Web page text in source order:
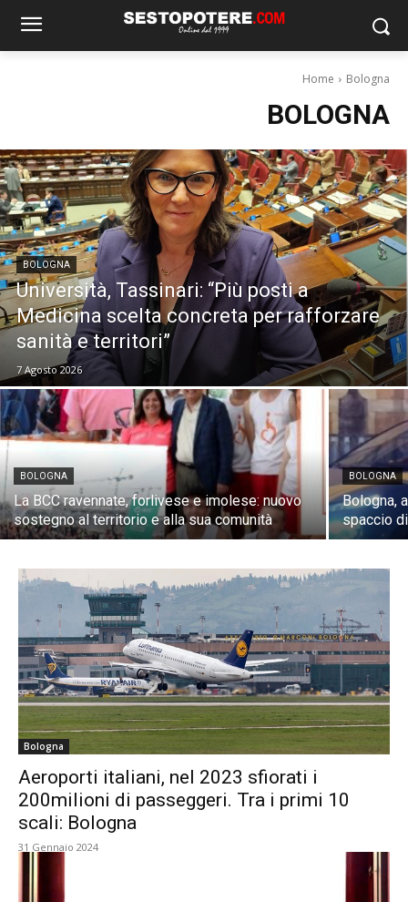
Home Bologna
BOLOGNA
BOLOGNA
Università, Tassinari: “Più posti a
Medicina scelta concreta per rafforzare
sanità e territori”
7 Agosto 2026
BOLOGNA
La BCC ravennate, forlivese e imolese: nuovo
sostegno al territorio e alla sua comunità
BOLOGNA
Bologna,
spaccio
Bologna
Aeroporti italiani, nel 2023 sfiorati i
200milioni di passeggeri. Tra i primi 10
scali: Bologna
31 Gennaio 2024